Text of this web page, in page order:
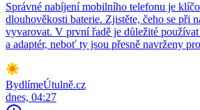
Správné nabíjení mobilního telefonu je
dlouhověkosti baterie. Zjistěte, čeho se při
vyvarovat. V první řadě je důležité
a adaptér, neboť ty jsou přesně navrženy
BydlímeÚtulně.cz
dnes, 04:27